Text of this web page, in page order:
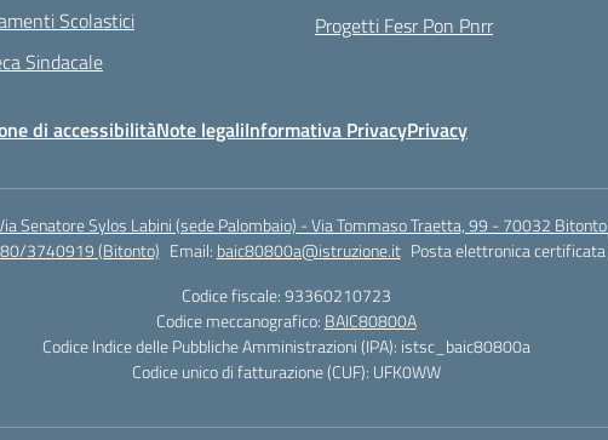
Scolastici
Sindacale
Progetti Fesr Pon Pnrr
di accessibilitàNote legaliInformativa PrivacyPrivacy
Senatore Sylos Labini (sede Palombaio) - Via Tommaso Traetta, 99 - 70032
3740919 (Bitonto) Email: baic80800a@istruzione.it Posta elettronica certificata
Codice fiscale: 93360210723
Codice meccanografico: BAIC80800A
Codice Indice delle Pubbliche Amministrazioni (IPA): istsc_baic80800a
Codice unico di fatturazione (CUF): UFK0WW